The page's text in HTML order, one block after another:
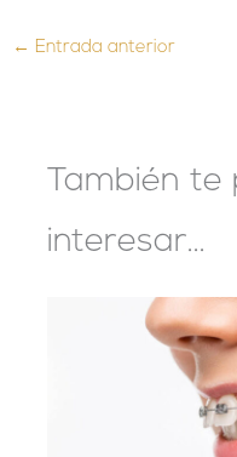
← Entrada anterior
También te
interesar...